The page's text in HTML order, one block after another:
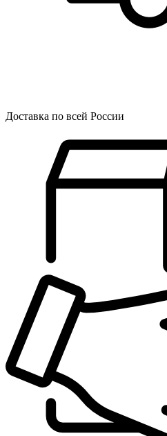
Доставка по всей России